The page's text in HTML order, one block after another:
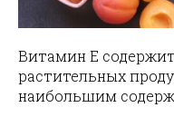
Витамин E
растительных
наибольшим